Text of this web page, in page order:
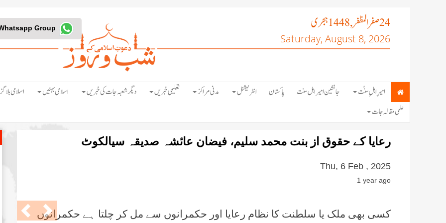
24صفر المظفر, 1448 ہجری
Saturday, August 8, 2026
امیرِ اہلِ سنّت جانشین امیر اہل سنت پاکستان انٹرنیشنل مدنی مراکز تعلیمی خبریں دیگر شعبہ جات کی خبریں اسلامی بہنیں اسلامی بلاگز
علمی مقالہ جات
رعایا کے حقوق از بنت محمد سلیم، فیضان عائشہ صدیقہ سیالکوٹ
Thu, 6 Feb , 2025
1 year ago
Previous Next
کسی بھی ملک یا سلطنت کا نظام رعایا اور حکمرانوں سے مل کر چلتا ہے حکمرانوں